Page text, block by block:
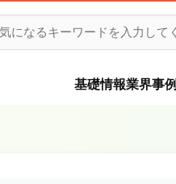
基礎情報業界事例